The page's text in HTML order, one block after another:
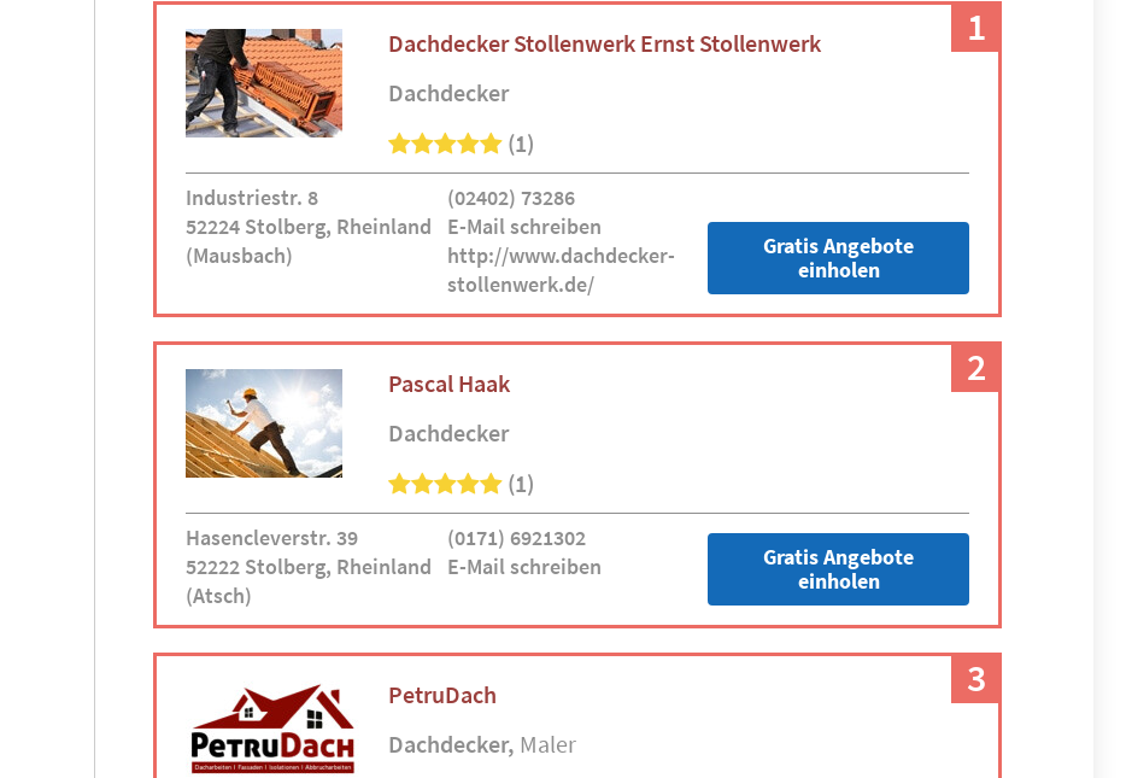
1
Dachdecker Stollenwerk Ernst Stollenwerk
Dachdecker
(1)
Industriestr. 8
52224 Stolberg, Rheinland
(Mausbach)
(02402) 73286
E-Mail schreiben
http://www.dachdecker-
stollenwerk.de/
Gratis Angebote
einholen
2
Pascal Haak
Dachdecker
(1)
Hasencleverstr. 39
52222 Stolberg, Rheinland
(Atsch)
(0171) 6921302
E-Mail schreiben
Gratis Angebote
einholen
3
PetruDach
Dachdecker Maler